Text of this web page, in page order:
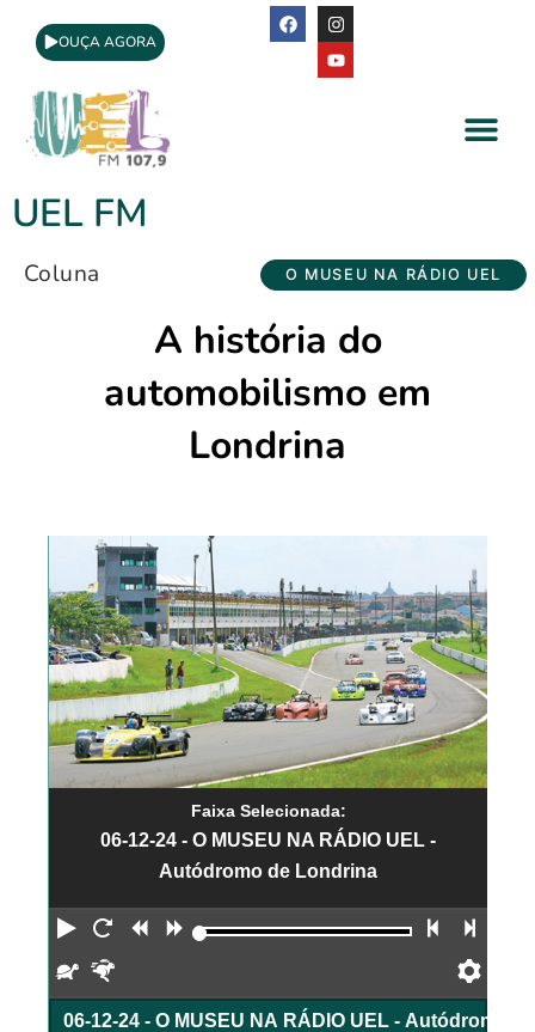
OUÇA AGORA
UEL FM
Coluna O MUSEU NA RÁDIO UEL
A história do
automobilismo em
Londrina
Faixa Selecionada:
06-12-24 - O MUSEU NA RÁDIO UEL -
Autódromo de Londrina
Reproduzir
Reiniciar
Retroceder
Avançar Faixa
Devagar
06-12-24 - O MUSEU NA RÁDIO UEL - Autódromo